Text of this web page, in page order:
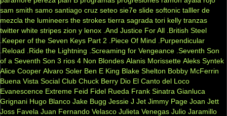
sam smith samo santiago cruz seteo sie7e slide softonic talller de
mezcla the lumineers the strokes tierra sagrada tori kelly tranzas
twitter white stripes zion y lenox .And Justice For All .British Steel
.Keeper of the Seven Keys Part 2
.Piece Of Mind
.Purpendicular
.Reload
.Ride the Lightning .Screaming for Vengeance .Seventh Son
of a Seventh Son 3 rios 4 Non Blondes Alanis Morissette Aleks Syntek
Alice Cooper Alvaro Soler Ben E King Blake Shelton Bobby McFerrin
Buena Vista Social Club Chuck Berry Dio El Canto del Loco
Evanescence Extreme Feid Fidel Rueda Frank Sinatra Gianluca
Grignani Hugo Blanco Jake Bugg Jessie J Jet Jimmy Page Joan Jett
Joss Favela Juan Fernando Velasco Julieta Venegas Julio Jaramillo